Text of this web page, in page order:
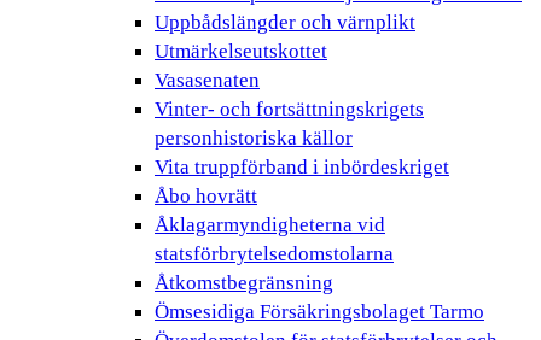
Uppbådslängder och värnplikt
Utmärkelseutskottet
Vasasenaten
Vinter- och fortsättningskrigets
personhistoriska källor
Vita truppförband i inbördeskriget
Åbo hovrätt
Åklagarmyndigheterna vid
statsförbrytelsedomstolarna
Åtkomstbegränsning
Ömsesidiga Försäkringsbolaget Tarmo